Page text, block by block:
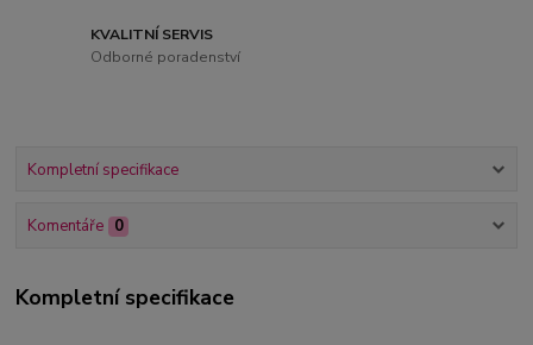
KVALITNÍ SERVIS
Odborné poradenství
Kompletní specifikace
Komentáře 0
Kompletní specifikace